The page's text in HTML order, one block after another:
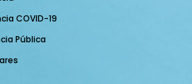
COVID-19
Pública